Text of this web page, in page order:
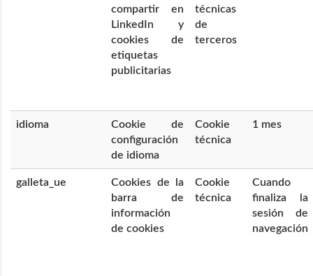
compartir en
LinkedIn y
cookies de
etiquetas
publicitarias
técnicas
de
terceros
idioma
Cookie de
configuración
de idioma
Cookie
técnica
1 mes
galleta_ue
Cookies de la
barra de
información
de cookies
Cookie
técnica
Cuando
finaliza la
sesión de
navegación